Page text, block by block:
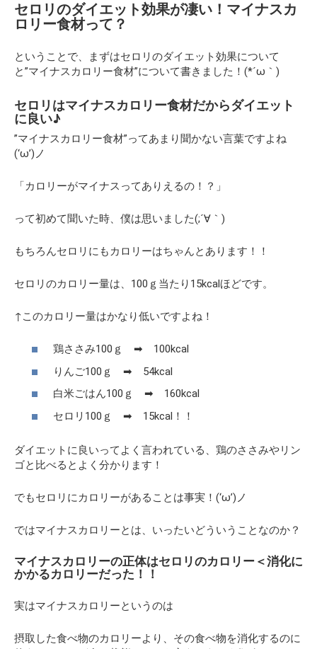
セロリのダイエット効果が凄い！マイナスカ
ロリー食材って？
ということで、まずはセロリのダイエット効果について
と”マイナスカロリー食材”について書きました！(*´ω｀)
セロリはマイナスカロリー食材だからダイエット
に良い♪
”マイナスカロリー食材”ってあまり聞かない言葉ですよね
(‘ω’)ノ
「カロリーがマイナスってありえるの！？」
って初めて聞いた時、僕は思いました(;´∀｀)
もちろんセロリにもカロリーはちゃんとあります！！
セロリのカロリー量は、100ｇ当たり15kcalほどです。
↑このカロリー量はかなり低いですよね！
鶏ささみ100ｇ ➡ 100kcal
りんご100ｇ ➡ 54kcal
白米ごはん100ｇ ➡ 160kcal
セロリ100ｇ ➡ 15kcal！！
ダイエットに良いってよく言われている、鶏のささみやリン
ゴと比べるとよく分かります！
でもセロリにカロリーがあることは事実！(‘ω’)ノ
ではマイナスカロリーとは、いったいどういうことなのか？
マイナスカロリーの正体はセロリのカロリー＜消化に
かかるカロリーだった！！
実はマイナスカロリーというのは
摂取した食べ物のカロリーより、その食べ物を消化するのに